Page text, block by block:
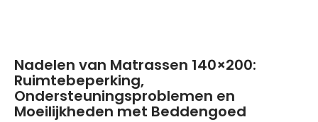
Nadelen van Matrassen 140×200:
Ruimtebeperking,
Ondersteuningsproblemen en
Moeilijkheden met Beddengoed